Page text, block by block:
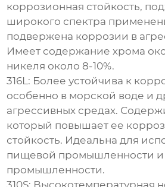
коррозионная стойкость,
широкого спектра
подвержена коррозии в
Имеет содержание хрома
никеля около 8-10%.
316L: Более устойчива к
особенно в морской воде и
агрессивных средах.
который повышает ее
стойкость. Идеальна для
пищевой промышленности и
промышленности.